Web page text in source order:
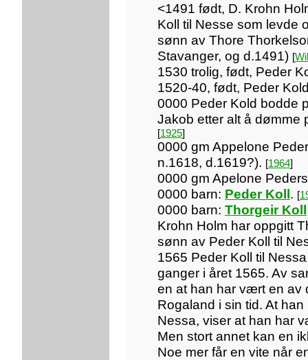
<1491 født, D. Krohn
Koll til Nesse som levde
sønn av Thore
Stavanger, og d.1491) [
1530 trolig, født, Peder
1520-40, født, Peder
0000 Peder Kold bodde
Jakob etter alt å dømme
[1925]
0000 gm Appelone
n.1618, d.1619?). [1964]
0000 gm Apelone
0000 barn: Peder Koll. [
0000 barn: Thorgeir Koll
Krohn Holm har oppgitt
sønn av Peder Koll til
1565 Peder Koll til
ganger i året 1565. Av
en at han har vært en av
Rogaland i sin tid. At
Nessa, viser at han har
Men stort annet kan en
Noe mer får en vite når